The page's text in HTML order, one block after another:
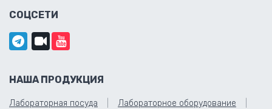
СОЦСЕТИ
НАША ПРОДУКЦИЯ
Лабораторная посуда
Лабораторное оборудование